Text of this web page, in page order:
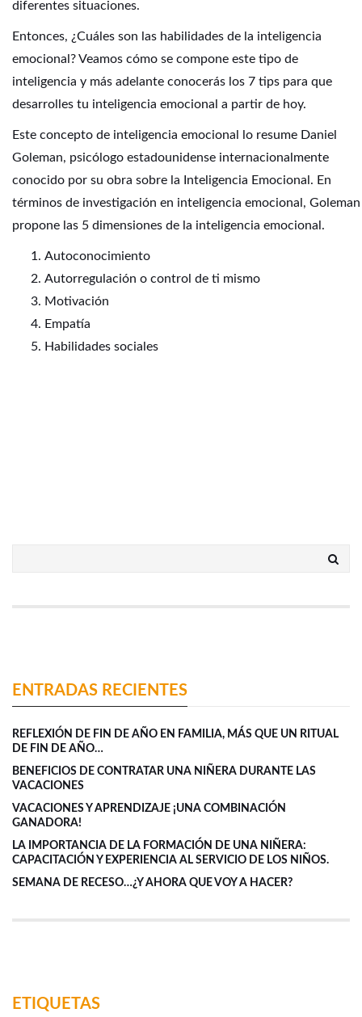
diferentes situaciones.
Entonces, ¿Cuáles son las habilidades de la inteligencia
emocional? Veamos cómo se compone este tipo de
inteligencia y más adelante conocerás los 7 tips para que
desarrolles tu inteligencia emocional a partir de hoy.
Este concepto de inteligencia emocional lo resume Daniel
Goleman, psicólogo estadounidense internacionalmente
conocido por su obra sobre la Inteligencia Emocional. En
términos de investigación en inteligencia emocional, Goleman
propone las 5 dimensiones de la inteligencia emocional.
Autoconocimiento
Autorregulación o control de ti mismo
Motivación
Empatía
Habilidades sociales
ENTRADAS RECIENTES
REFLEXIÓN DE FIN DE AÑO EN FAMILIA, MÁS QUE UN RITUAL
DE FIN DE AÑO…
BENEFICIOS DE CONTRATAR UNA NIÑERA DURANTE LAS
VACACIONES
VACACIONES Y APRENDIZAJE ¡UNA COMBINACIÓN
GANADORA!
LA IMPORTANCIA DE LA FORMACIÓN DE UNA NIÑERA:
CAPACITACIÓN Y EXPERIENCIA AL SERVICIO DE LOS NIÑOS.
SEMANA DE RECESO…¿Y AHORA QUE VOY A HACER?
ETIQUETAS